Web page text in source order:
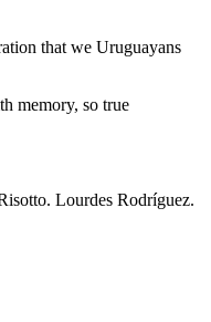
that we Uruguayans
memory, so true
Lourdes Rodríguez.